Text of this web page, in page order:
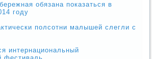
обязана показаться в
году
полсотни малышей слегли с
интернациональный